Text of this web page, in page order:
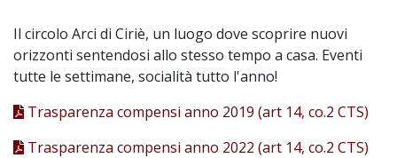
Il circolo Arci di Ciriè, un luogo dove scoprire nuovi
orizzonti sentendosi allo stesso tempo a casa. Eventi
tutte le settimane, socialità tutto l'anno!
Trasparenza compensi anno 2019 (art 14, co.2 CTS)
Trasparenza compensi anno 2022 (art 14, co.2 CTS)